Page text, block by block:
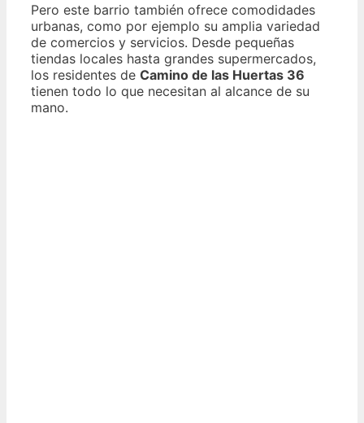
Pero este barrio también ofrece comodidades
urbanas, como por ejemplo su amplia variedad
de comercios y servicios. Desde pequeñas
tiendas locales hasta grandes supermercados,
los residentes de Camino de las Huertas 36
tienen todo lo que necesitan al alcance de su
mano.